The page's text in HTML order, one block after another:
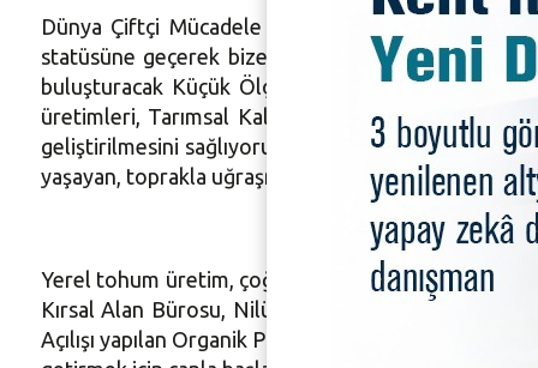
Dünya Çiftçi Mücadele Günü’nde, çiftçilerin
statüsüne geçerek bize bağlanan kırsalımızla,
buluşturacak Küçük Ölçekli Kent Bostanları proje
üretimleri, Tarımsal Kalkınma Kooperatifleri’nin
geliştirilmesini sağlıyoruz. Akademisyenlerle
yaşayan, toprakla uğraşmak ve üretmek isteyen
Yerel tohum üretim, çoğaltım ve saklama
Kırsal Alan Bürosu, Nilüfer Kent Konseyi Kırsal
Açılışı yapılan Organik Pazar’ımız da bu alandaki